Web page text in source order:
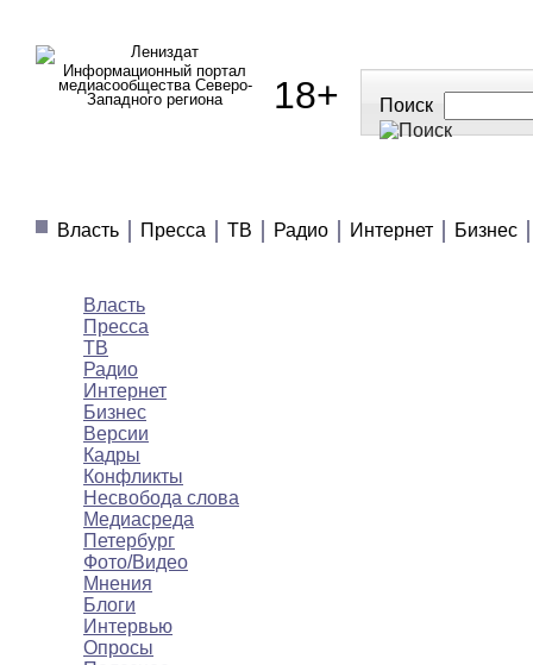
Информационный портал
медиасообщества Северо-
Западного региона
18+ Поиск
Власть
Пресса ТВ Радио Интернет Бизнес
Власть
Пресса
ТВ
Радио
Интернет
Бизнес
Версии
Кадры
Конфликты
Несвобода слова
Медиасреда
Петербург
Фото/Видео
Мнения
Блоги
Интервью
Опросы